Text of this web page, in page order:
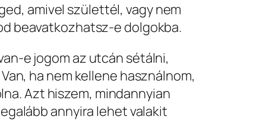
amivel születtél, vagy nem
beavatkozhatsz-e dolgokba.
e jogom az utcán sétálni,
ha nem kellene használnom,
Azt hiszem, mindannyian
annyira lehet valakit